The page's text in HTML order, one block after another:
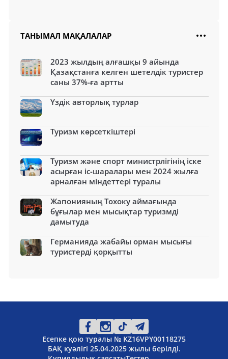
ТАНЫМАЛ МАҚАЛАЛАР
2023 жылдың алғашқы 9 айында
Қазақстанға келген шетелдік туристер
саны 37%-ға артты
Үздік авторлық турлар
Туризм көрсеткіштері
Туризм және спорт министрлігінің іске
асырған іс-шаралары мен 2024 жылға
арналған міндеттері туралы
Жапонияның Тохоку аймағында
бұғылар мен мысықтар туризмді
дамытуда
Германияда жабайы орман мысығы
туристерді қорқытты
Есепке қою туралы № KZ16VPY00118275
БАҚ куәлігі 25.04.2025 жылы берілді.